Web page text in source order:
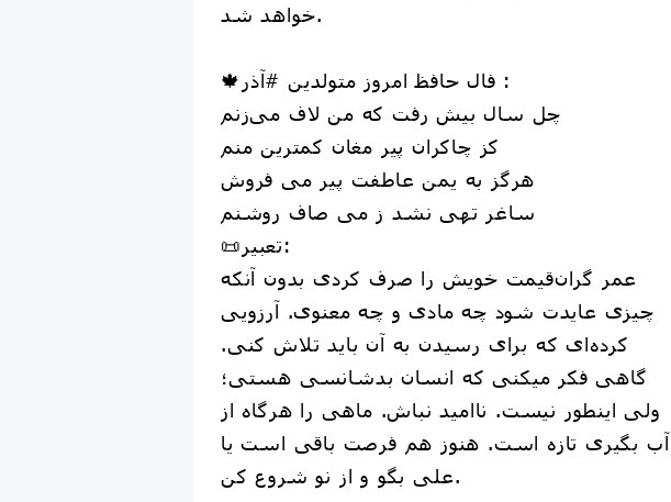
خواهد شد.
🍁فال حافظ امروز متولدین #آذر :
چل سال بیش رفت که من لاف می‌زنم
کز چاکران پیر مغان کمترین منم
هرگز به یمن عاطفت پیر می فروش
ساغر تهی نشد ز می صاف روشنم
📜تعبیر:
عمر گران‌قیمت خویش را صرف کردی بدون آنکه
چیزی عایدت شود چه مادی و چه معنوی. آرزویی
کرده‌ای که برای رسیدن به آن باید تلاش کنی.
گاهی فکر میکنی که انسان بدشانسی هستی؛
ولی اینطور نیست. ناامید نباش. ماهی را هرگاه از
آب بگیری تازه است. هنوز هم فرصت باقی است یا
علی بگو و از نو شروع کن.